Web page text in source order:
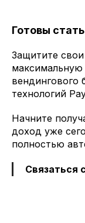
Готовы
Защитите
максимальную
технологий
Начните
доход уже
полностью
Связаться